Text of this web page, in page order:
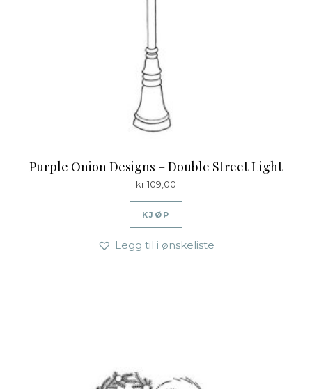
Purple Onion Designs – Double Street Light
kr109,00
KJØP
Legg til i ønskeliste